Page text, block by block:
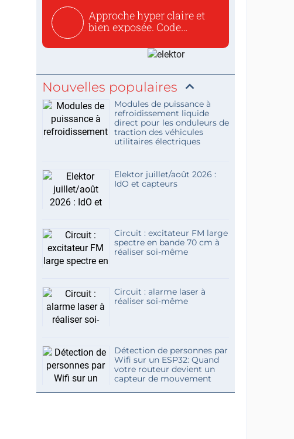
Approche hyper claire et
bien exposée. Code
Nouvelles populaires
Modules de puissance à
refroidissement liquide
direct pour les onduleurs de
traction des véhicules
utilitaires électriques
Elektor juillet/août 2026 :
IdO et capteurs
Circuit : excitateur FM large
spectre en bande 70 cm à
réaliser soi-même
Circuit : alarme laser à
réaliser soi-même
Détection de personnes par
Wifi sur un ESP32: Quand
votre routeur devient un
capteur de mouvement